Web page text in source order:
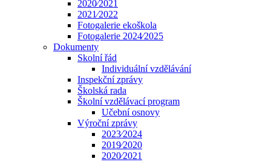
2020⁄2021
2021⁄2022
Fotogalerie ekoškola
Fotogalerie 2024⁄2025
Dokumenty
Skolní řád
Individuální vzdělávání
Inspekční zprávy
Školská rada
Školní vzdělávací program
Učební osnovy
Výroční zprávy
2023⁄2024
2019⁄2020
2020⁄2021